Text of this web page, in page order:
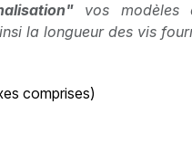
vos modèles
la longueur des vis
comprises)